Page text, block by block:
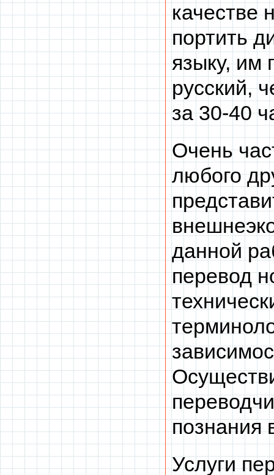
качестве
портить
языку, им
русский,
за 30-40
Очень
любого
данной
перевод
познания
Услуги